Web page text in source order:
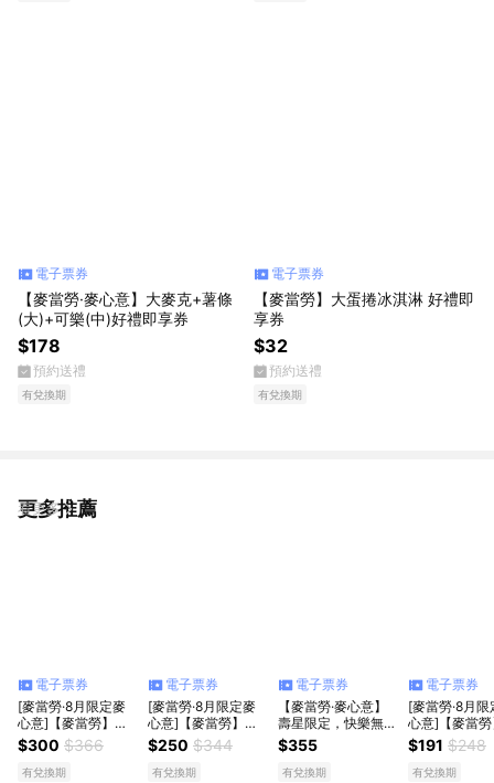
電子票券
【麥當勞·麥心意】大麥克+薯條
(大)+可樂(中)好禮即享券
$178
預約送禮
有兌換期
電子票券
【麥當勞】大蛋捲冰淇淋 好禮即
享券
$32
預約送禮
有兌換期
更多推薦
看更多
電子票券
[麥當勞·8月限定麥
心意]【麥當勞】大
麥克+勁辣鷄腿堡
+麥克鷄塊6塊+薯條
(大)+可樂(中)x2好禮
$300 $366
有兌換期
電子票券
[麥當勞·8月限定麥
心意]【麥當勞】大
麥克+雙層牛肉吉事
堡+六塊麥克鷄塊
+中薯+中可x2好禮
$250 $344
有兌換期
電子票券
【麥當勞·麥心意】
壽星限定，快樂無
限：大麥克+勁辣鷄
腿堡+麥克鷄塊6塊
+薯條(大)+可樂
$355
有兌換期
電子票券
[麥當勞·8月限
心意]【麥當
麥克+4塊麥
+薯條(小)+勁
翅(一份兩塊
$191 $248
有兌換期